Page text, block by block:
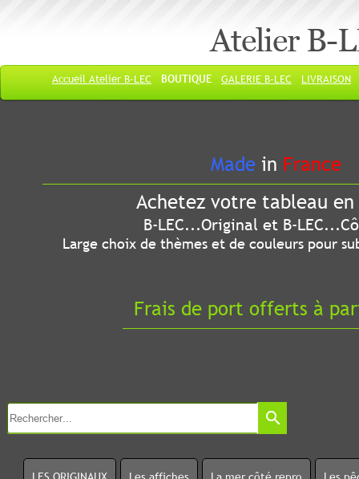
Atelier B-
Accueil Atelier B-LEC BOUTIQUE GALERIE B-LEC LIVRAISON
Made in France
Achetez votre tableau
B-LEC...Original et B-
Large choix de thèmes et de couleurs pour
Frais de port offerts à
search